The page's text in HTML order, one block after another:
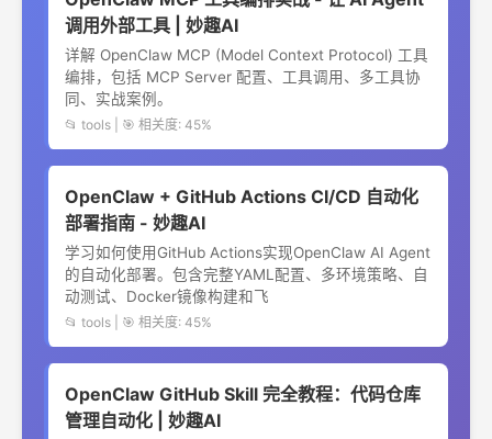
调用外部工具 | 妙趣AI
详解 OpenClaw MCP (Model Context Protocol) 工具
编排，包括 MCP Server 配置、工具调用、多工具协
同、实战案例。
📂 tools | 🎯 相关度: 45%
OpenClaw + GitHub Actions CI/CD 自动化
部署指南 - 妙趣AI
学习如何使用GitHub Actions实现OpenClaw AI Agent
的自动化部署。包含完整YAML配置、多环境策略、自
动测试、Docker镜像构建和飞
📂 tools | 🎯 相关度: 45%
OpenClaw GitHub Skill 完全教程：代码仓库
管理自动化 | 妙趣AI